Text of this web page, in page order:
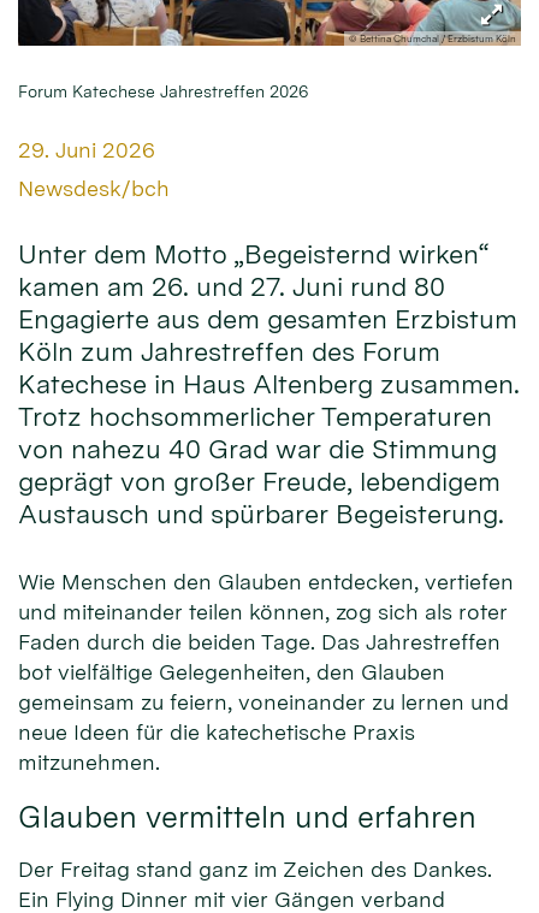
© Bettina Chumchal / Erzbistum Köln
Forum Katechese Jahrestreffen 2026
Datum:
29. Juni 2026
Von:
Newsdesk/bch
Unter dem Motto „Begeisternd wirken“
kamen am 26. und 27. Juni rund 80
Engagierte aus dem gesamten Erzbistum
Köln zum Jahrestreffen des Forum
Katechese in Haus Altenberg zusammen.
Trotz hochsommerlicher Temperaturen
von nahezu 40 Grad war die Stimmung
geprägt von großer Freude, lebendigem
Austausch und spürbarer Begeisterung.
Wie Menschen den Glauben entdecken, vertiefen
und miteinander teilen können, zog sich als roter
Faden durch die beiden Tage. Das Jahrestreffen
bot vielfältige Gelegenheiten, den Glauben
gemeinsam zu feiern, voneinander zu lernen und
neue Ideen für die katechetische Praxis
mitzunehmen.
Glauben vermitteln und erfahren
Der Freitag stand ganz im Zeichen des Dankes.
Ein Flying Dinner mit vier Gängen verband